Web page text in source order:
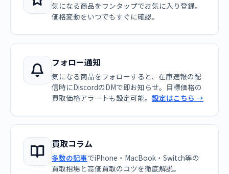
気になる商品をワンタップでお気に入り登録。
価格変動をいつでもすぐに確認。
フォロー通知
気になる商品をフォローすると、在庫速報の配
信時にDiscordのDMで即お知らせ。目標価格の
買取価格アラートも設定可能。 設定はこちら →
買取コラム
多数の記事でiPhone・MacBook・Switch等の
買取相場と高価買取のコツを徹底解説。